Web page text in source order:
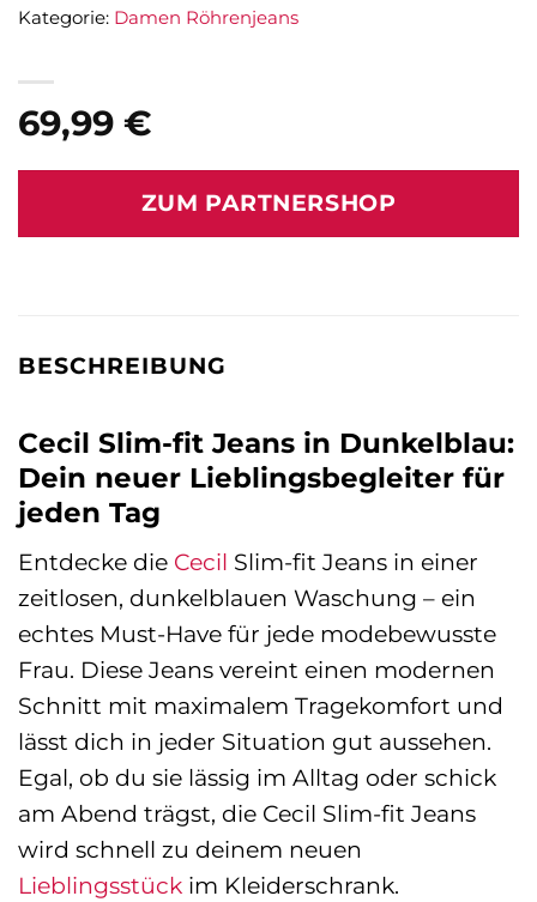
69,99 €
ZUM PARTNERSHOP
Kategorie: Damen Röhrenjeans
BESCHREIBUNG
Cecil Slim-fit Jeans in Dunkelblau:
Dein neuer Lieblingsbegleiter für
jeden Tag
Entdecke die Cecil Slim-fit Jeans in einer
zeitlosen, dunkelblauen Waschung – ein
echtes Must-Have für jede modebewusste
Frau. Diese Jeans vereint einen modernen
Schnitt mit maximalem Tragekomfort und
lässt dich in jeder Situation gut aussehen.
Egal, ob du sie lässig im Alltag oder schick
am Abend trägst, die Cecil Slim-fit Jeans
wird schnell zu deinem neuen
Lieblingsstück im Kleiderschrank.